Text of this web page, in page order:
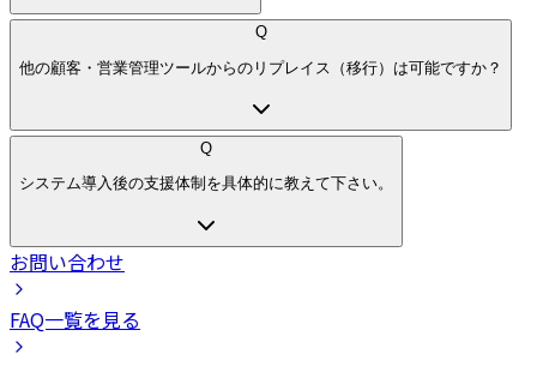
Q
他の顧客・営業管理ツールからのリプレイス（移行）は可能ですか？
Q
システム導入後の支援体制を具体的に教えて下さい。
お問い合わせ
FAQ一覧を見る